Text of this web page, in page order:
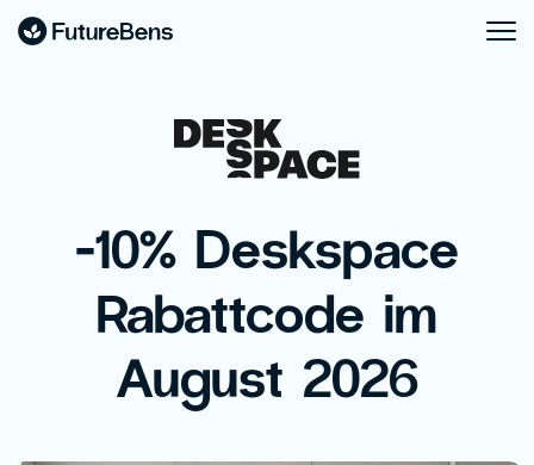
-10% Deskspace
Rabattcode im
August 2026